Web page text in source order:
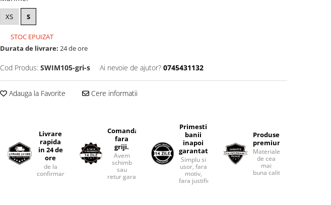
XS S
STOC EPUIZAT
Durata de livrare: 24 de ore
Cod Produs: SWIM105-gri-s Ai nevoie de ajutor? 0745431132
Adauga la Favorite Cere informatii
Livrare
rapida
in 24 de
ore
de la
confirmarea comenzii.
Comanda
fara
griji.
Avem
schimb
sau
retur garantat.
Primesti
banii
inapoi
garantat
Simplu si
usor, fara
motiv,
fara justificari.
Produse
premium.
Materiale
de cea
mai
buna calitate.